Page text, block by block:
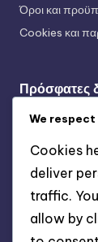
Όροι και
Cookies και
Πρόσφατες
Τεχνητές
επιφάνειας,
High-Top
αστράγαλο,
We
Cookies
deliver
traffic.
allow by